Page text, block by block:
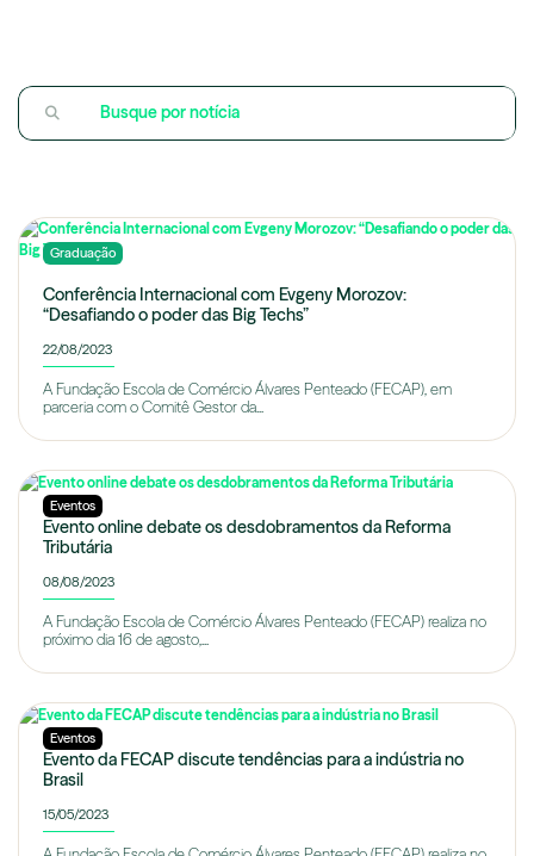
Graduação
Conferência Internacional com Evgeny Morozov:
“Desafiando o poder das Big Techs”
22/08/2023
A Fundação Escola de Comércio Álvares Penteado (FECAP), em
parceria com o Comitê Gestor da...
Eventos
Evento online debate os desdobramentos da Reforma
Tributária
08/08/2023
A Fundação Escola de Comércio Álvares Penteado (FECAP) realiza no
próximo dia 16 de agosto,...
Eventos
Evento da FECAP discute tendências para a indústria no
Brasil
15/05/2023